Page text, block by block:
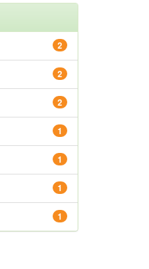
2
2
2
1
1
1
1